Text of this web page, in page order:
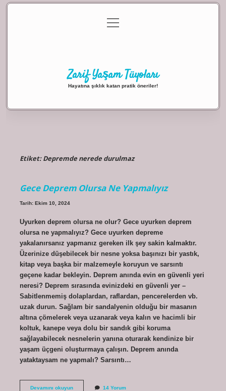
Gizlilik Politikası
menüyü
aç
Zarif Yaşam Tüyoları
Hayatına şıklık katan pratik öneriler!
Etiket:Depremde nerede durulmaz
Gece Deprem Olursa Ne Yapmalıyız
Tarih: Ekim 10, 2024
Uyurken deprem olursa ne olur? Gece uyurken deprem
olursa ne yapmalıyız? Gece uyurken depreme
yakalanırsanız yapmanız gereken ilk şey sakin kalmaktır.
Üzerinize düşebilecek bir nesne yoksa başınızı bir yastık,
kitap veya başka bir malzemeyle koruyun ve sarsıntı
geçene kadar bekleyin. Deprem anında evin en güvenli yeri
neresi? Deprem sırasında evinizdeki en güvenli yer –
Sabitlenmemiş dolaplardan, raflardan, pencerelerden vb.
uzak durun. Sağlam bir sandalyenin olduğu bir masanın
altına çömelerek veya uzanarak veya kalın ve hacimli bir
koltuk, kanepe veya dolu bir sandık gibi koruma
sağlayabilecek nesnelerin yanına oturarak kendinize bir
yaşam üçgeni oluşturmaya çalışın. Deprem anında
yataktaysam ne yapmalı? Sarsıntı…
Devamını okuyunGece
14 Yorum